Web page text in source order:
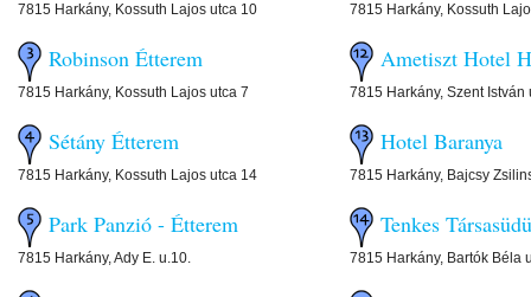
7815 Harkány, Kossuth Lajos utca 10
Robinson Étterem
7815 Harkány, Kossuth Lajos utca 7
Sétány Étterem
7815 Harkány, Kossuth Lajos utca 14
Park Panzió - Étterem
7815 Harkány, Ady E. u.10.
7815 Harkány, Kossuth
Ametiszt Hotel
7815 Harkány, Szent István
Hotel Baranya
7815 Harkány, Bajcsy
Tenkes
7815 Harkány, Bartók Béla